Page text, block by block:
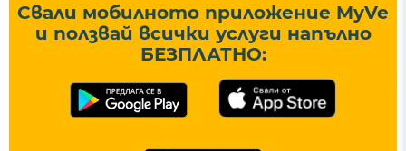
Свали мобилното приложение MyVe
и ползвай всички услуги напълно
БЕЗПЛАТНО: